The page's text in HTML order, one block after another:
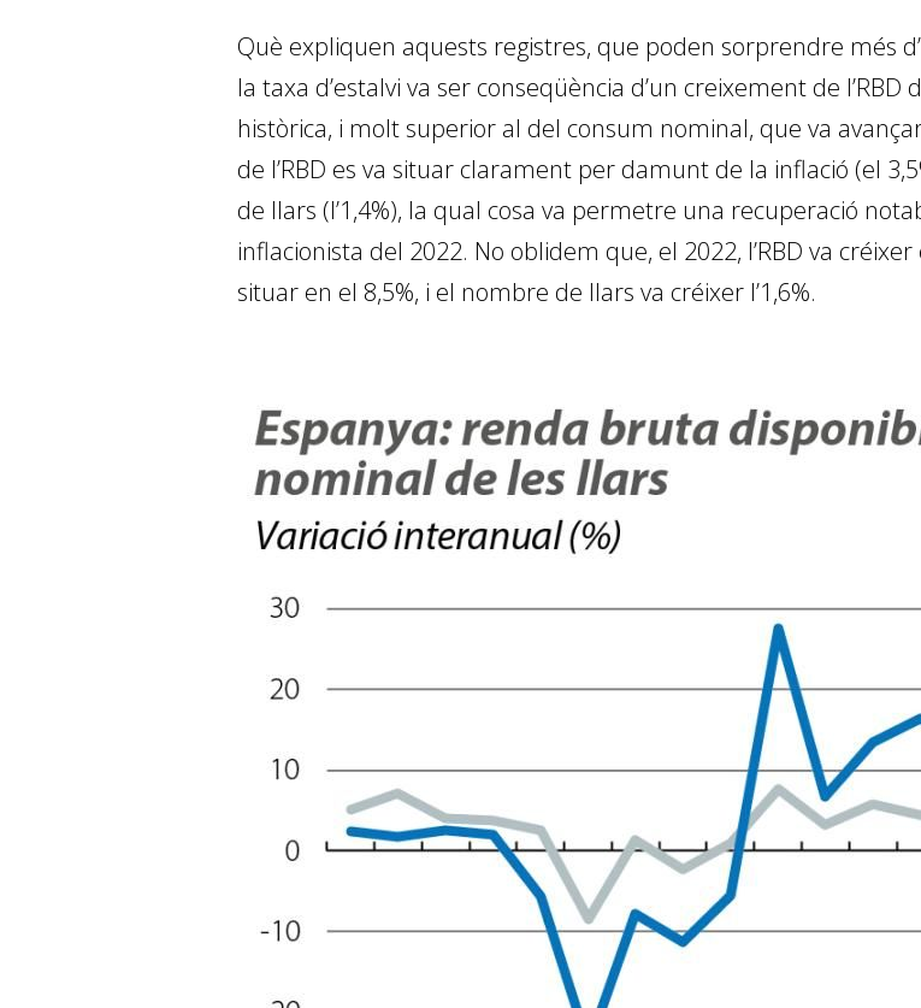
Què expliquen aquests registres, que poden sorprendre més
la taxa d’estalvi va ser conseqüència d’un creixement de
històrica, i molt superior al del consum nominal, que va
de l’RBD es va situar clarament per damunt de la inflació (el
de llars (l’1,4%), la qual cosa va permetre una recuperació
inflacionista del 2022. No oblidem que, el 2022, l’RBD va
situar en el 8,5%, i el nombre de llars va créixer l’1,6%.